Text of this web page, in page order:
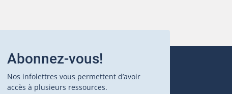
Abonnez-vous!
Nos infolettres vous permettent d’avoir
accès à plusieurs ressources.